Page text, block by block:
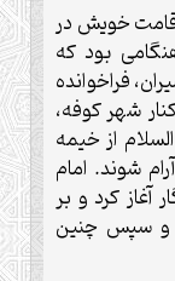
خویش در
بود که
فراخوانده
شهر کوفه،
از خیمه
شوند. امام
آغاز کرد و بر
و سپس چنین